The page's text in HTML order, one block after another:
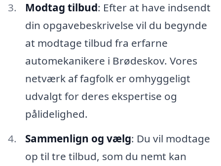
Modtag tilbud: Efter at have indsendt
din opgavebeskrivelse vil du begynde
at modtage tilbud fra erfarne
automekanikere i Brødeskov. Vores
netværk af fagfolk er omhyggeligt
udvalgt for deres ekspertise og
pålidelighed.
Sammenlign og vælg: Du vil modtage
op til tre tilbud, som du nemt kan